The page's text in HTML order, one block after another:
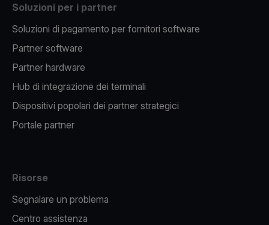
Soluzioni per i partner
Soluzioni di pagamento per fornitori software
Partner software
Partner hardware
Hub di integrazione dei terminali
Dispositivi popolari dei partner strategici
Portale partner
Risorse
Segnalare un problema
Centro assistenza